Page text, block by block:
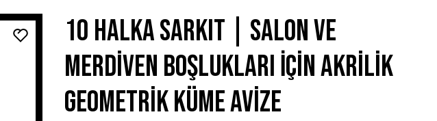
10 Halka Sarkıt | Salon ve
Merdiven Boşlukları İçin Akrilik
Geometrik Küme Avize